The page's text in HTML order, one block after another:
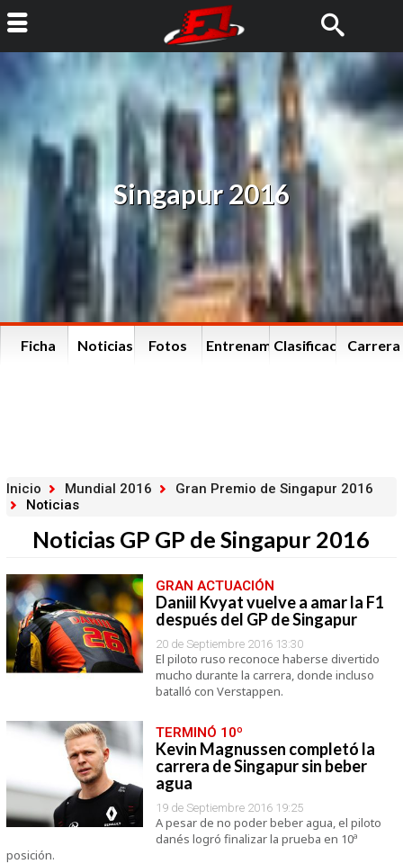
Singapur 2016
Ficha Noticias Fotos EntrenamientosClasificaciónCarrera
Inicio Mundial 2016
Gran Premio de Singapur 2016
Noticias
Noticias GP GP de Singapur 2016
GRAN ACTUACIÓN
Daniil Kvyat vuelve a amar la F1
después del GP de Singapur
20 de Septiembre 2016 13:30
El piloto ruso reconoce haberse divertido
mucho durante la carrera, donde incluso
batalló con Verstappen.
TERMINÓ 10º
Kevin Magnussen completó la
carrera de Singapur sin beber
agua
19 de Septiembre 2016 19:25
A pesar de no poder beber agua, el piloto
danés logró finalizar la prueba en 10ª
posición.